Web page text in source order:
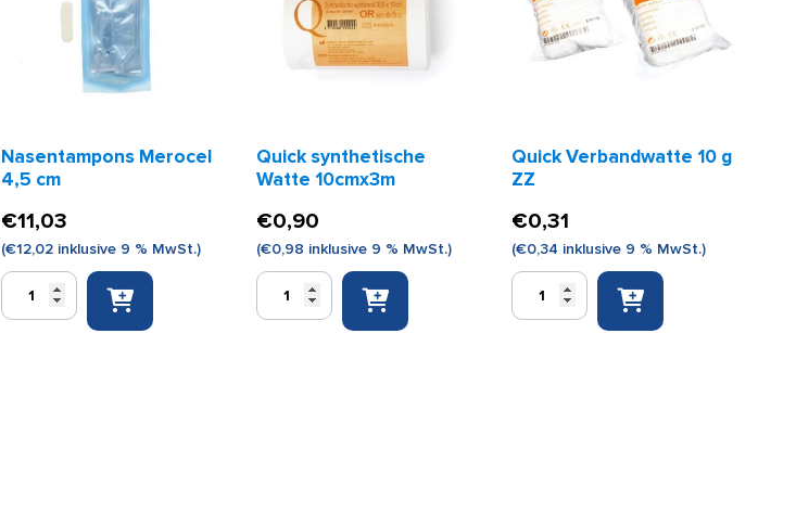
Nasentampons Merocel
4,5 cm
€11,03
(€12,02 inklusive 9 % MwSt.)
Nasentampons
Merocel
Quick synthetische
Watte 10cmx3m
€0,90
(€0,98 inklusive 9 % MwSt.)
Quick
synthetische
Quick Verbandwatte 10 g
ZZ
€0,31
(€0,34 inklusive 9 % MwSt.)
Quick
Verbandwatte